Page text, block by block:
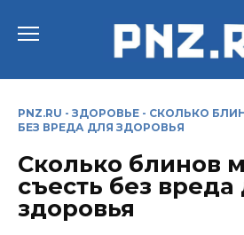
PNZ.RU - ЗДОРОВЬЕ - СКОЛЬКО
БЕЗ ВРЕДА ДЛЯ ЗДОРОВЬЯ
Сколько блинов
съесть без вреда
здоровья